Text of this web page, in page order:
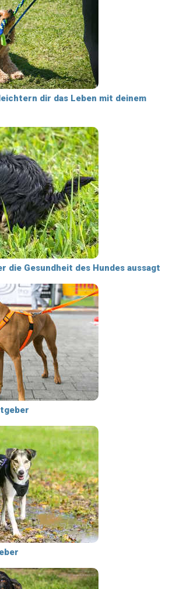
dir das Leben mit deinem
die Gesundheit des Hundes aussagt